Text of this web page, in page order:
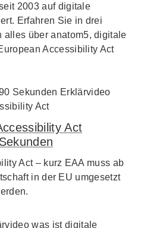
2003 auf digitale
Erfahren Sie in drei
alles über anatom5, digitale
Accessibility Act
Act
Act – kurz EAA muss ab
in der EU umgesetzt